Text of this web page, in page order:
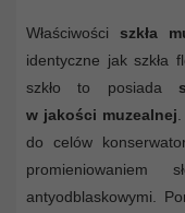
Właściwości szkła
identyczne jak szkła
szkło to posiada
w jakości muzealnej
do celów
promieniowaniem
antyodblaskowymi.